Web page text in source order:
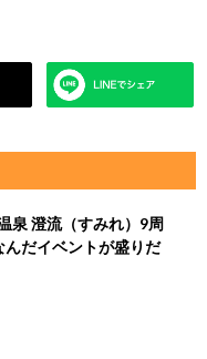
泉 澄流（すみれ）9周
だイベントが盛りだ